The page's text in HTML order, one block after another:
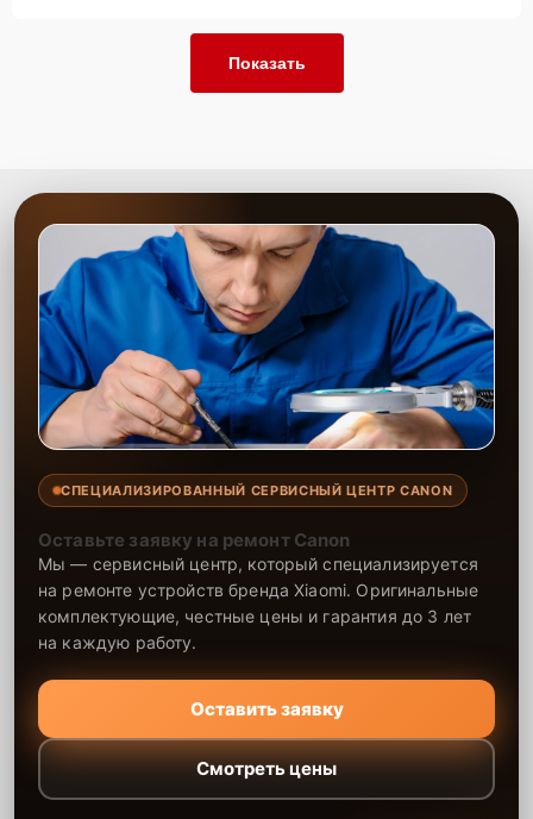
Показать
СПЕЦИАЛИЗИРОВАННЫЙ СЕРВИСНЫЙ ЦЕНТР CANON
Оставьте заявку на ремонт Canon
Мы — сервисный центр, который специализируется
на ремонте устройств бренда Xiaomi. Оригинальные
комплектующие, честные цены и гарантия до 3 лет
на каждую работу.
Оставить заявку
Смотреть цены